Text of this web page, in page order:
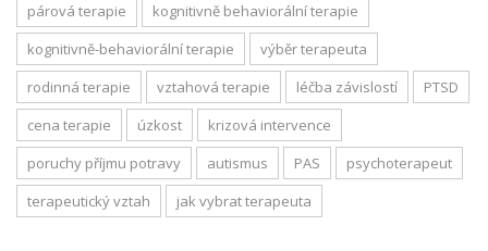
párová terapie
kognitivně behaviorální terapie
kognitivně-behaviorální terapie
výběr terapeuta
rodinná terapie
vztahová terapie léčba závislostí
PTSD
cena terapie
úzkost
krizová intervence
poruchy příjmu potravy
autismus PAS
psychoterapeut
terapeutický vztah
jak vybrat terapeuta